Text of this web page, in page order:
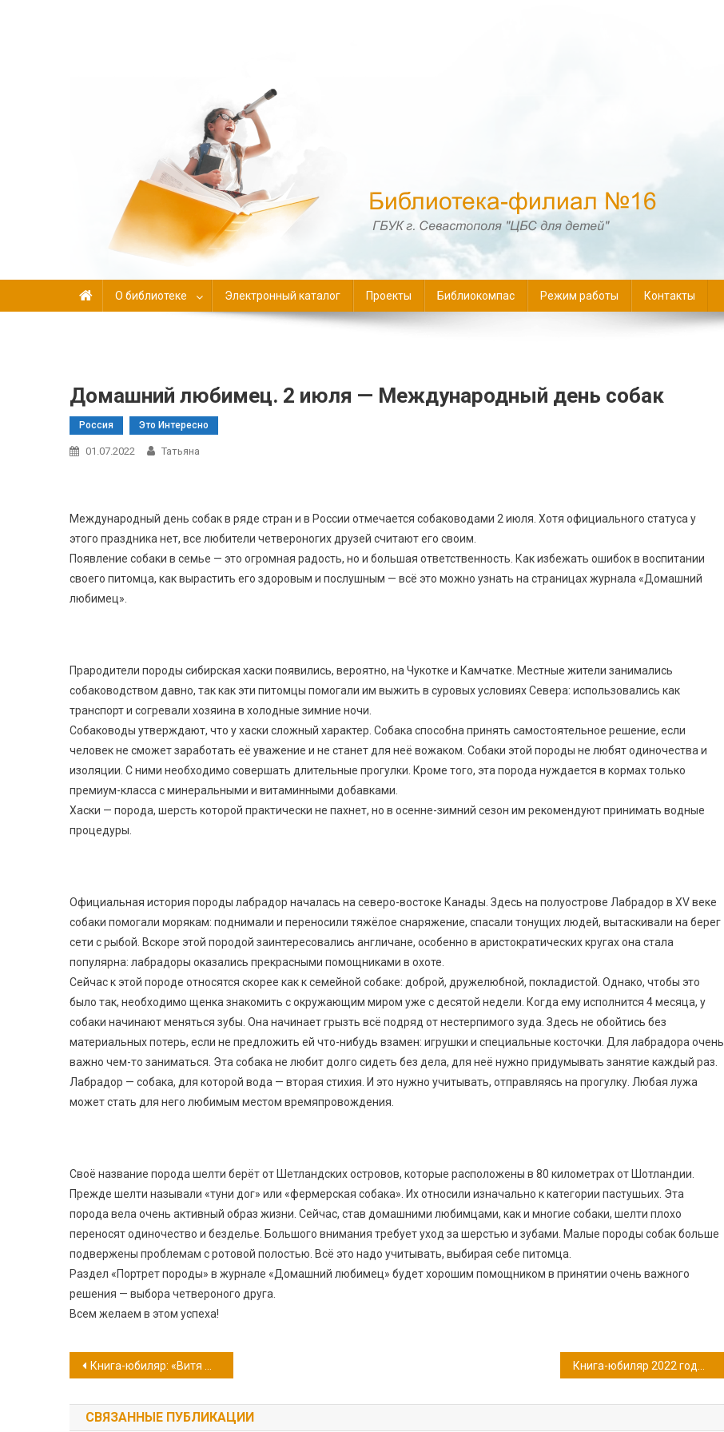
О библиотеке Электронный каталог Проекты Библиокомпас Режим работы Контакты
Домашний любимец. 2 июля — Международный день собак
Россия Это Интересно
01.07.2022 Татьяна
Международный день собак в ряде стран и в России отмечается собаководами 2 июля. Хотя официального статуса у
этого праздника нет, все любители четвероногих друзей считают его своим.
Появление собаки в семье — это огромная радость, но и большая ответственность. Как избежать ошибок в воспитании
своего питомца, как вырастить его здоровым и послушным — всё это можно узнать на страницах журнала «Домашний
любимец».
Прародители породы сибирская хаски появились, вероятно, на Чукотке и Камчатке. Местные жители занимались
собаководством давно, так как эти питомцы помогали им выжить в суровых условиях Севера: использовались как
транспорт и согревали хозяина в холодные зимние ночи.
Собаководы утверждают, что у хаски сложный характер. Собака способна принять самостоятельное решение, если
человек не сможет заработать её уважение и не станет для неё вожаком. Собаки этой породы не любят одиночества и
изоляции. С ними необходимо совершать длительные прогулки. Кроме того, эта порода нуждается в кормах только
премиум-класса с минеральными и витаминными добавками.
Хаски — порода, шерсть которой практически не пахнет, но в осенне-зимний сезон им рекомендуют принимать водные
процедуры.
Официальная история породы лабрадор началась на северо-востоке Канады. Здесь на полуострове Лабрадор в XV веке
собаки помогали морякам: поднимали и переносили тяжёлое снаряжение, спасали тонущих людей, вытаскивали на берег
сети с рыбой. Вскоре этой породой заинтересовались англичане, особенно в аристократических кругах она стала
популярна: лабрадоры оказались прекрасными помощниками в охоте.
Сейчас к этой породе относятся скорее как к семейной собаке: доброй, дружелюбной, покладистой. Однако, чтобы это
было так, необходимо щенка знакомить с окружающим миром уже с десятой недели. Когда ему исполнится 4 месяца, у
собаки начинают меняться зубы. Она начинает грызть всё подряд от нестерпимого зуда. Здесь не обойтись без
материальных потерь, если не предложить ей что-нибудь взамен: игрушки и специальные косточки. Для лабрадора очень
важно чем-то заниматься. Эта собака не любит долго сидеть без дела, для неё нужно придумывать занятие каждый раз.
Лабрадор — собака, для которой вода — вторая стихия. И это нужно учитывать, отправляясь на прогулку. Любая лужа
может стать для него любимым местом времяпровождения.
Своё название порода шелти берёт от Шетландских островов, которые расположены в 80 километрах от Шотландии.
Прежде шелти называли «туни дог» или «фермерская собака». Их относили изначально к категории пастушьих. Эта
порода вела очень активный образ жизни. Сейчас, став домашними любимцами, как и многие собаки, шелти плохо
переносят одиночество и безделье. Большого внимания требует уход за шерстью и зубами. Малые породы собак больше
подвержены проблемам с ротовой полостью. Всё это надо учитывать, выбирая себе питомца.
Раздел «Портрет породы» в журнале «Домашний любимец» будет хорошим помощником в принятии очень важного
решения — выбора четвероного друга.
Всем желаем в этом успеха!
Навигация
по
Книга-юбиляр: «Витя Малеев в школе и дома» Н.Н. Носова
СВЯЗАННЫЕ ПУБЛИКАЦИИ